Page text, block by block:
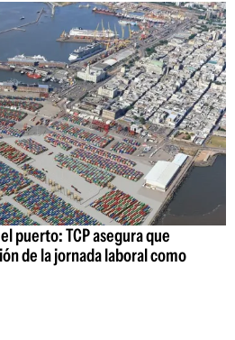
puerto: TCP asegura que
de la jornada laboral como